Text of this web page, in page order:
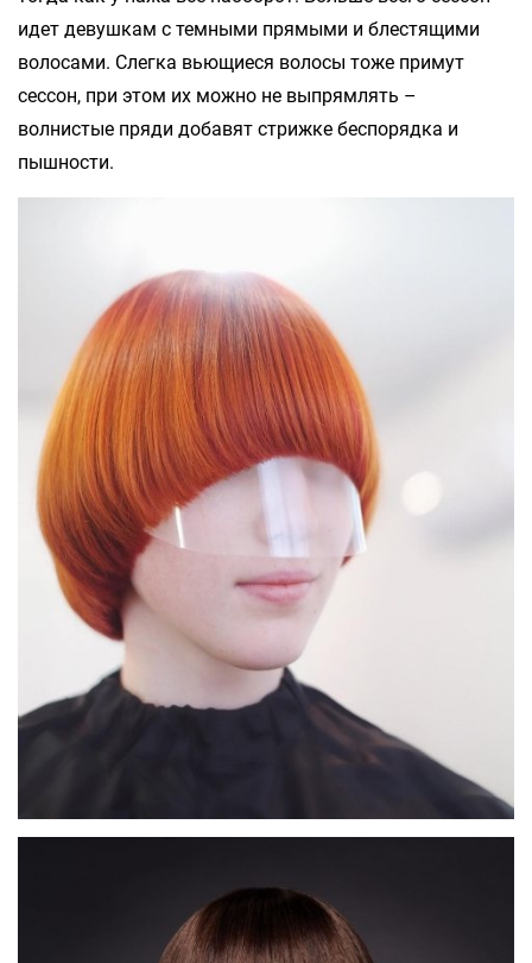
идет девушкам с темными прямыми и блестящими
волосами. Слегка вьющиеся волосы тоже примут
сессон, при этом их можно не выпрямлять –
волнистые пряди добавят стрижке беспорядка и
пышности.